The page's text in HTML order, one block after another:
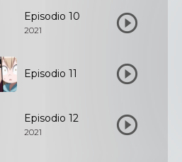
Episodio 10
2021
Episodio 11
Episodio 12
2021